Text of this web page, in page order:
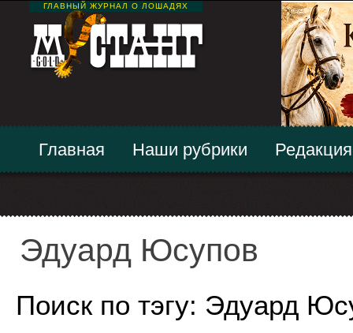
ГЛАВНЫЙ ЖУРНАЛ О ЛОШАДЯХ
Главная Наши рубрики Редакция
Эдуард Юсупов
Поиск по тэгу: Эдуард